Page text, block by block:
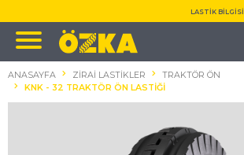
LASTİK BİLGİSİ
ANASAYFA ZİRAİ LASTİKLER
TRAKTÖR ÖN
KNK - 32 TRAKTÖR ÖN LASTİĞİ